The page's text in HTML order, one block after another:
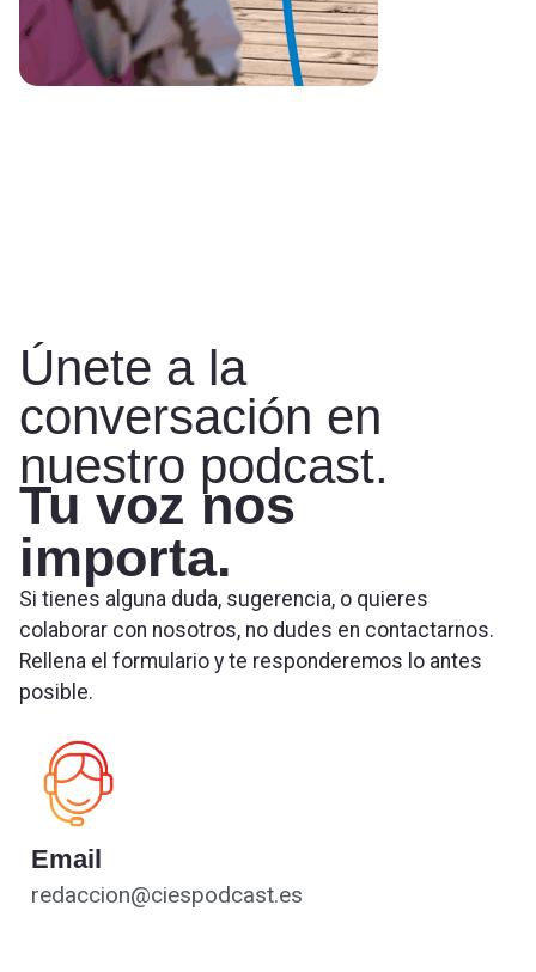
Únete a la
conversación en
nuestro podcast.
Tu voz nos
importa.
Si tienes alguna duda, sugerencia, o quieres
colaborar con nosotros, no dudes en contactarnos.
Rellena el formulario y te responderemos lo antes
posible.
Email
redaccion@ciespodcast.es